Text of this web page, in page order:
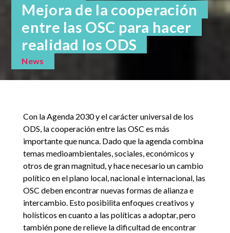
Mejora de la cooperación
entre las OSC para hacer
realidad los ODS
News
Con la Agenda 2030 y el carácter universal de los
ODS, la cooperación entre las OSC es más
importante que nunca. Dado que la agenda combina
temas medioambientales, sociales, económicos y
otros de gran magnitud, y hace necesario un cambio
político en el plano local, nacional e internacional, las
OSC deben encontrar nuevas formas de alianza e
intercambio. Esto posibilita enfoques creativos y
holísticos en cuanto a las políticas a adoptar, pero
también pone de relieve la dificultad de encontrar